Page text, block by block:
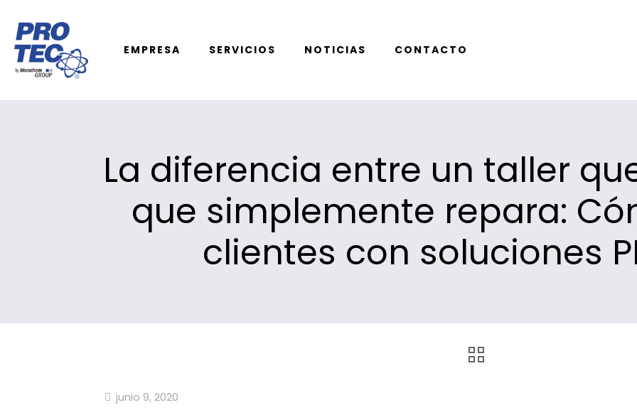
EMPRESA SERVICIOS NOTICIAS CONTACTO
La diferencia entre un taller
que simplemente repara:
clientes con soluciones
junio 9, 2020